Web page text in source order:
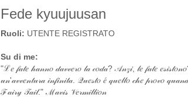
Fede kyuujuusan
Ruoli: UTENTE REGISTRATO
Su di me:
"ℒ𝑒 𝒻𝒶𝓉𝑒 𝒽𝒶𝓃𝓃𝑜 𝒹𝒶𝓋𝓋𝑒𝓇𝑜 𝓁𝒶 𝒸𝑜𝒹𝒶? 𝒜𝓃𝓏𝒾, 𝓁𝑒 𝒻𝒶𝓉𝑒
𝓊𝓃'𝒶𝓋𝓋𝑒𝓃𝓉𝓊𝓇𝒶 𝒾𝓃𝒻𝒾𝓃𝒾𝓉𝒶. 𝒬𝓊𝑒𝓈𝓉𝑜 𝑒́ 𝓆𝓊𝑒𝓁𝓁𝑜 𝒸𝒽𝑒 𝓅𝓇𝑜𝓋𝑜
ℱ𝒶𝒾𝓇𝓎 𝒯𝒶𝒾𝓁." ℳ𝒶𝓋𝒾𝓈 𝒱𝑒𝓇𝓂𝒾𝓁𝓁𝒾𝑜𝓃